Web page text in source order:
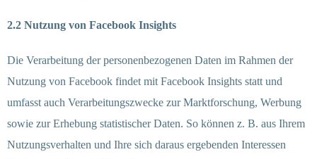
2.2 Nutzung von Facebook Insights
Die Verarbeitung der personenbezogenen Daten im Rahmen der
Nutzung von Facebook findet mit Facebook Insights statt und
umfasst auch Verarbeitungszwecke zur Marktforschung, Werbung
sowie zur Erhebung statistischer Daten. So können z. B. aus Ihrem
Nutzungsverhalten und Ihre sich daraus ergebenden Interessen